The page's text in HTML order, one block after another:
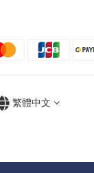
繁體中文